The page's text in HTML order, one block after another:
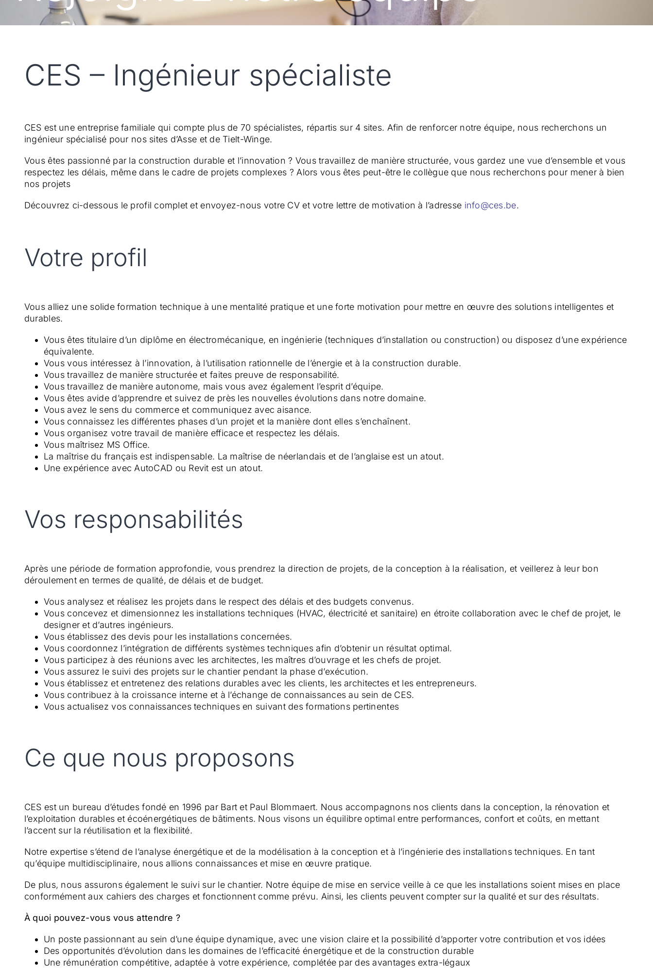
CES – Ingénieur spécialiste
CES est une entreprise familiale qui compte plus de 70 spécialistes, répartis sur 4 sites. Afin de renforcer notre équipe, nous recherchons un
ingénieur spécialisé pour nos sites d’Asse et de Tielt-Winge.
Vous êtes passionné par la construction durable et l’innovation ? Vous travaillez de manière structurée, vous gardez une vue d’ensemble et vous
respectez les délais, même dans le cadre de projets complexes ? Alors vous êtes peut-être le collègue que nous recherchons pour mener à bien
nos projets
Découvrez ci-dessous le profil complet et envoyez-nous votre CV et votre lettre de motivation à l’adresse info@ces.be.
Votre profil
Vous alliez une solide formation technique à une mentalité pratique et une forte motivation pour mettre en œuvre des solutions intelligentes et
durables.
Vous êtes titulaire d’un diplôme en électromécanique, en ingénierie (techniques d’installation ou construction) ou disposez d’une expérience
équivalente.
Vous vous intéressez à l’innovation, à l’utilisation rationnelle de l’énergie et à la construction durable.
Vous travaillez de manière structurée et faites preuve de responsabilité.
Vous travaillez de manière autonome, mais vous avez également l’esprit d’équipe.
Vous êtes avide d’apprendre et suivez de près les nouvelles évolutions dans notre domaine.
Vous avez le sens du commerce et communiquez avec aisance.
Vous connaissez les différentes phases d’un projet et la manière dont elles s’enchaînent.
Vous organisez votre travail de manière efficace et respectez les délais.
Vous maîtrisez MS Office.
La maîtrise du français est indispensable. La maîtrise de néerlandais et de l’anglaise est un atout.
Une expérience avec AutoCAD ou Revit est un atout.
Vos responsabilités
Après une période de formation approfondie, vous prendrez la direction de projets, de la conception à la réalisation, et veillerez à leur bon
déroulement en termes de qualité, de délais et de budget.
Vous analysez et réalisez les projets dans le respect des délais et des budgets convenus.
Vous concevez et dimensionnez les installations techniques (HVAC, électricité et sanitaire) en étroite collaboration avec le chef de projet, le
designer et d’autres ingénieurs.
Vous établissez des devis pour les installations concernées.
Vous coordonnez l’intégration de différents systèmes techniques afin d’obtenir un résultat optimal.
Vous participez à des réunions avec les architectes, les maîtres d’ouvrage et les chefs de projet.
Vous assurez le suivi des projets sur le chantier pendant la phase d’exécution.
Vous établissez et entretenez des relations durables avec les clients, les architectes et les entrepreneurs.
Vous contribuez à la croissance interne et à l’échange de connaissances au sein de CES.
Vous actualisez vos connaissances techniques en suivant des formations pertinentes
Ce que nous proposons
CES est un bureau d’études fondé en 1996 par Bart et Paul Blommaert. Nous accompagnons nos clients dans la conception, la rénovation et
l’exploitation durables et écoénergétiques de bâtiments. Nous visons un équilibre optimal entre performances, confort et coûts, en mettant
l’accent sur la réutilisation et la flexibilité.
Notre expertise s’étend de l’analyse énergétique et de la modélisation à la conception et à l’ingénierie des installations techniques. En tant
qu’équipe multidisciplinaire, nous allions connaissances et mise en œuvre pratique.
De plus, nous assurons également le suivi sur le chantier. Notre équipe de mise en service veille à ce que les installations soient mises en place
conformément aux cahiers des charges et fonctionnent comme prévu. Ainsi, les clients peuvent compter sur la qualité et sur des résultats.
À quoi pouvez-vous vous attendre ?
Un poste passionnant au sein d’une équipe dynamique, avec une vision claire et la possibilité d’apporter votre contribution et vos idées
Des opportunités d’évolution dans les domaines de l’efficacité énergétique et de la construction durable
Une rémunération compétitive, adaptée à votre expérience, complétée par des avantages extra-légaux